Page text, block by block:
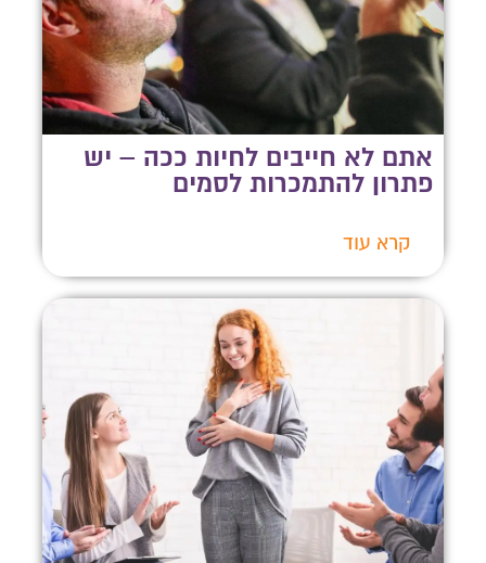
אתם לא חייבים לחיות ככה – יש
פתרון להתמכרות לסמים
קרא עוד